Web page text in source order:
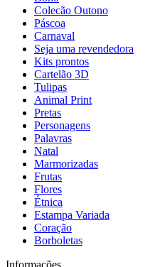
Colecão Outono
Páscoa
Carnaval
Seja uma revendedora
Kits prontos
Cartelão 3D
Tulipas
Animal Print
Pretas
Personagens
Palavras
Natal
Marmorizadas
Frutas
Flores
Étnica
Estampa Variada
Coração
Borboletas
Informações